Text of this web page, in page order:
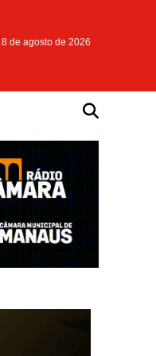
8 de agosto de 2026